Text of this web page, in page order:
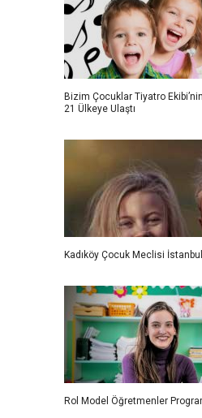
Bizim Çocuklar Tiyatro
21 Ülkeye Ulaştı
Kadıköy Çocuk Meclisi
Rol Model Öğretmenler